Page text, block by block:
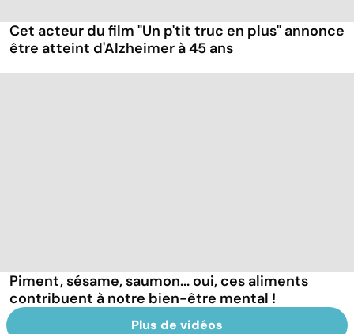
Cet acteur du film "Un p'tit truc en plus" annonce
être atteint d'Alzheimer à 45 ans
Piment, sésame, saumon... oui, ces aliments
contribuent à notre bien-être mental !
Plus de vidéos